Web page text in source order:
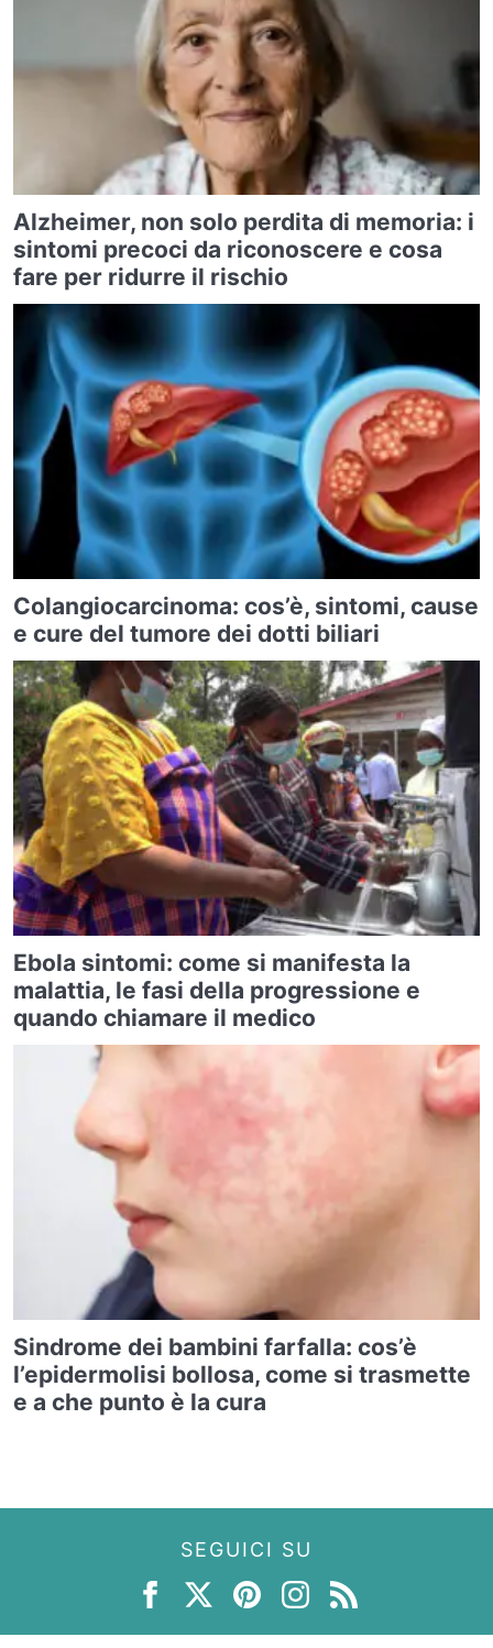
Alzheimer, non solo perdita di memoria: i
sintomi precoci da riconoscere e cosa
fare per ridurre il rischio
Colangiocarcinoma: cos’è, sintomi, cause
e cure del tumore dei dotti biliari
Ebola sintomi: come si manifesta la
malattia, le fasi della progressione e
quando chiamare il medico
Sindrome dei bambini farfalla: cos’è
l’epidermolisi bollosa, come si trasmette
e a che punto è la cura
SEGUICI SU